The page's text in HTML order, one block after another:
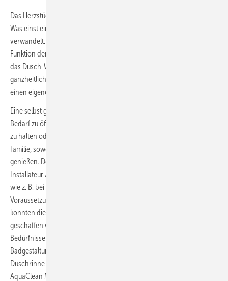
Das Herzstück des Hauses ist das individuell gestaltete Künstlerbad.
Was einst ein Teil des alten Stalls war, wurde in ein stilvolles Bad
verwandelt. Bei der Realisierung war sowohl das Design als auch die
Funktion der Sanitärprodukte wichtig, verkörpert zum Beispiel durch
das Dusch-WC und die individuelle Betätigungsplatte. Mit diesem
ganzheitlichen Ansatz gelang es Jörg Heikhaus, dem Raum behutsam
einen eigenen Charakter zu geben.
Eine selbst geschreinerte Schiebetür ermöglicht es, den Raum je nach
Bedarf zu öffnen und die Verbindung zwischen Küche und Bad offen
zu halten oder zu schließen. Diese intelligente Planung erlaubt es der
Familie, sowohl Privatsphäre als auch gemeinsame Momente zu
genießen. Der historische Altbau aus dem Jahre 1866 stellte den
Installateur Jörg Jürgens vor die ein oder andere Herausforderung
wie z. B. bei Bautoleranzen, Materialien und räumlichen
Voraussetzungen. Dank des flexiblen Installationssystems GIS
konnten die technischen und statischen Voraussetzungen im Bad
geschaffen werden, zur mühelosen Umsetzung der Ideen und
Bedürfnisse von Jörg Heikhaus. Weitere verwendete Produkte zur
Badgestaltung sind u. a. die „One Wandarmatur“, die Clean-Line-80-
Duschrinne in Schwarzchrom gebürstet und das Dusch-WC
AquaClean Mera Comfort.